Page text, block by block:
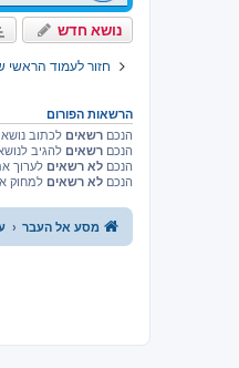
נושא חדש
חזור לעמוד הראשי
הרשאות הפורום
הנכם רשאים לכתוב
הנכם רשאים להגיב
הנכם לא רשאים לערוך
הנכם לא רשאים למחוק
מסע אל העבר